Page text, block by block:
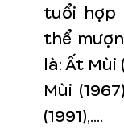
tuổi hợp
thể
là: Ất Mùi
Mùi
(1991),....